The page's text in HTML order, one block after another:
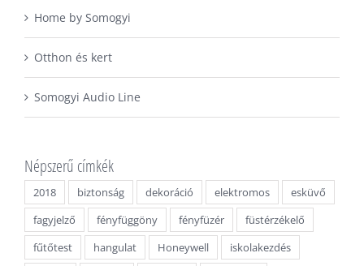
Home by Somogyi
Otthon és kert
Somogyi Audio Line
Népszerű címkék
2018 biztonság dekoráció elektromos
esküvő
fagyjelző
fényfüggöny fényfüzér
füstérzékelő
fűtőtest
hangulat Honeywell
iskolakezdés